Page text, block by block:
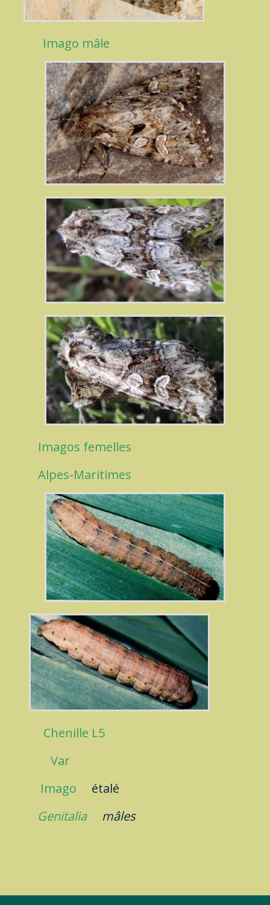
Imago mâle
Imagos femelles
Alpes-Maritimes
Chenille L5
Var
Imago étalé
Genitalia mâles